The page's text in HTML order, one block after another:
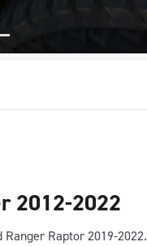
2012-2022
Raptor 2019-2022.